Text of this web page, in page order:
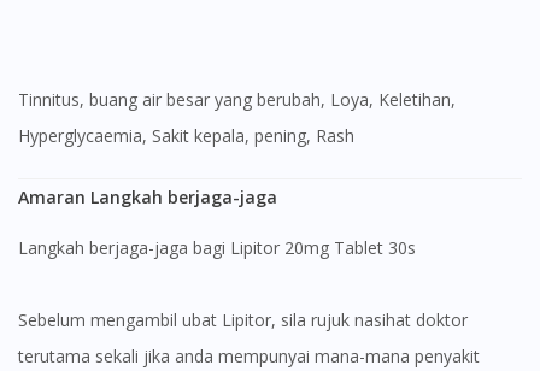
Tinnitus, buang air besar yang berubah, Loya, Keletihan,
Hyperglycaemia, Sakit kepala, pening, Rash
Amaran Langkah berjaga-jaga
Langkah berjaga-jaga bagi Lipitor 20mg Tablet 30s
Sebelum mengambil ubat Lipitor, sila rujuk nasihat doktor
terutama sekali jika anda mempunyai mana-mana penyakit